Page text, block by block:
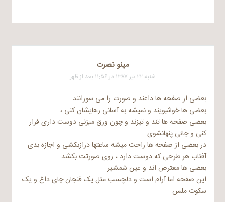
مینو نصرت
شنبه ۲۲ تیر ۱۳۸۷ در ۱۱:۵۶ بعد از ظهر
بعضی از صفحه ها داغند و صورت را می سوزانند
بعضی ها خوشبویند و نمیشه به آسانی رهایشان کنی ،
بعضی صفحه ها تند و تیزند و چون ورق میزنی دوست داری فرار
کنی و جائی پنهانشوی
در بعضی از صفحه ها راحت میشه ساعتها درازبکشی و اجازه بدی
آفتاب هر طرحی که دوست دارد ، روی صورتت بکشد
بعضی ها معترض اند و عین شمشیر
این صفحه اما آرام است و دلچسب مثل یک فنجان چای داغ و یک
سکوت ملس